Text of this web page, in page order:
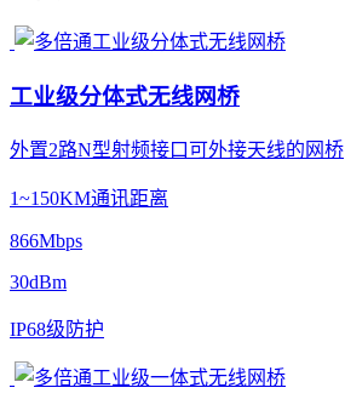
工业级分体式无线网桥
外置2路N型射频接口可外接天线的网桥
1~150KM通讯距离
866Mbps
30dBm
IP68级防护